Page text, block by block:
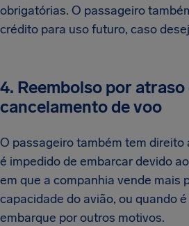
obrigatórias. O passageiro
crédito para uso futuro, caso
4. Reembolso por atraso
cancelamento de voo
O passageiro também tem direito
é impedido de embarcar devido
em que a companhia vende mais
capacidade do avião, ou quando
embarque por outros motivos.